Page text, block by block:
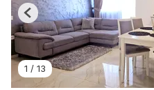
1 / 13
Previous